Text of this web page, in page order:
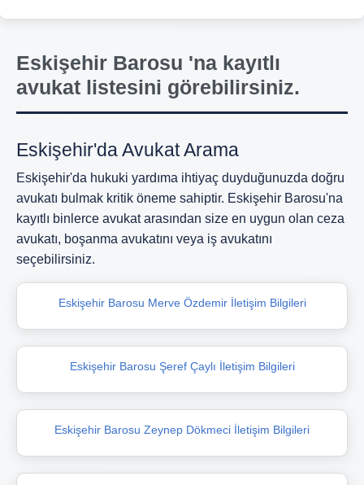
Eskişehir Barosu 'na kayıtlı
avukat listesini görebilirsiniz.
Eskişehir'da Avukat Arama
Eskişehir'da hukuki yardıma ihtiyaç duyduğunuzda doğru
avukatı bulmak kritik öneme sahiptir. Eskişehir Barosu'na
kayıtlı binlerce avukat arasından size en uygun olan ceza
avukatı, boşanma avukatını veya iş avukatını
seçebilirsiniz.
Eskişehir Barosu Merve Özdemir İletişim Bilgileri
Eskişehir Barosu Şeref Çaylı İletişim Bilgileri
Eskişehir Barosu Zeynep Dökmeci İletişim Bilgileri